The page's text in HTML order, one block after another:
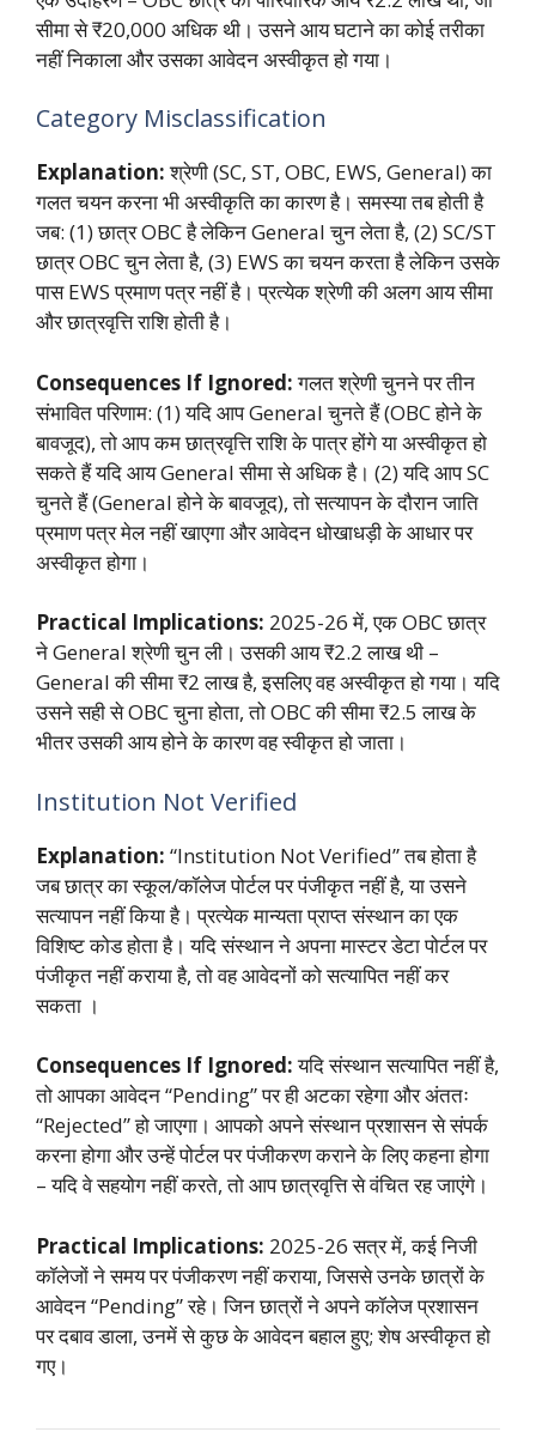
सीमा से ₹20,000 अधिक थी। उसने आय घटाने का कोई तरीका
नहीं निकाला और उसका आवेदन अस्वीकृत हो गया।
Category Misclassification
Explanation:श्रेणी (SC, ST, OBC, EWS, General) का
गलत चयन करना भी अस्वीकृति का कारण है। समस्या तब होती है
जब: (1) छात्र OBC है लेकिन General चुन लेता है, (2) SC/ST
छात्र OBC चुन लेता है, (3) EWS का चयन करता है लेकिन उसके
पास EWS प्रमाण पत्र नहीं है। प्रत्येक श्रेणी की अलग आय सीमा
और छात्रवृत्ति राशि होती है।
Consequences If Ignored:गलत श्रेणी चुनने पर तीन
संभावित परिणाम: (1) यदि आप General चुनते हैं (OBC होने के
बावजूद), तो आप कम छात्रवृत्ति राशि के पात्र होंगे या अस्वीकृत हो
सकते हैं यदि आय General सीमा से अधिक है। (2) यदि आप SC
चुनते हैं (General होने के बावजूद), तो सत्यापन के दौरान जाति
प्रमाण पत्र मेल नहीं खाएगा और आवेदन धोखाधड़ी के आधार पर
अस्वीकृत होगा।
Practical Implications: 2025-26 में, एक OBC छात्र
ने General श्रेणी चुन ली। उसकी आय ₹2.2 लाख थी –
General की सीमा ₹2 लाख है, इसलिए वह अस्वीकृत हो गया। यदि
उसने सही से OBC चुना होता, तो OBC की सीमा ₹2.5 लाख के
भीतर उसकी आय होने के कारण वह स्वीकृत हो जाता।
Institution Not Verified
Explanation: “Institution Not Verified” तब होता है
जब छात्र का स्कूल/कॉलेज पोर्टल पर पंजीकृत नहीं है, या उसने
सत्यापन नहीं किया है। प्रत्येक मान्यता प्राप्त संस्थान का एक
विशिष्ट कोड होता है। यदि संस्थान ने अपना मास्टर डेटा पोर्टल पर
पंजीकृत नहीं कराया है, तो वह आवेदनों को सत्यापित नहीं कर
सकता ।
Consequences If Ignored:यदि संस्थान सत्यापित नहीं है,
तो आपका आवेदन “Pending” पर ही अटका रहेगा और अंततः
“Rejected” हो जाएगा। आपको अपने संस्थान प्रशासन से संपर्क
करना होगा और उन्हें पोर्टल पर पंजीकरण कराने के लिए कहना होगा
– यदि वे सहयोग नहीं करते, तो आप छात्रवृत्ति से वंचित रह जाएंगे।
Practical Implications: 2025-26 सत्र में, कई निजी
कॉलेजों ने समय पर पंजीकरण नहीं कराया, जिससे उनके छात्रों के
आवेदन “Pending” रहे। जिन छात्रों ने अपने कॉलेज प्रशासन
पर दबाव डाला, उनमें से कुछ के आवेदन बहाल हुए; शेष अस्वीकृत हो
गए।